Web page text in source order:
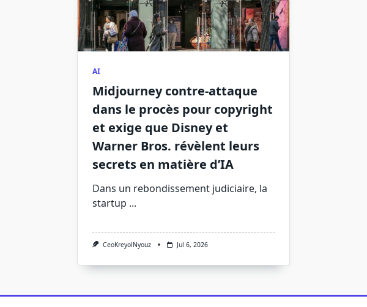
AI
Midjourney contre-attaque
dans le procès pour copyright
et exige que Disney et
Warner Bros. révèlent leurs
secrets en matière d’IA
Dans un rebondissement judiciaire, la
startup ...
CeoKreyolNyouz Jul 6, 2026